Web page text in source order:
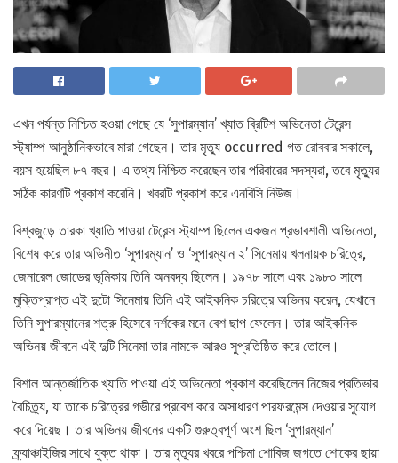
এখন পর্যন্ত নিশ্চিত হওয়া গেছে যে ‘সুপারম্যান’ খ্যাত ব্রিটিশ অভিনেতা টেরেন্স
স্ট্যাম্প আনুষ্ঠানিকভাবে মারা গেছেন। তার মৃত্যু occurred গত রোববার সকালে,
বয়স হয়েছিল ৮৭ বছর। এ তথ্য নিশ্চিত করেছেন তার পরিবারের সদস্যরা, তবে মৃত্যুর
সঠিক কারণটি প্রকাশ করেনি। খবরটি প্রকাশ করে এনবিসি নিউজ।
বিশ্বজুড়ে তারকা খ্যাতি পাওয়া টেরেন্স স্ট্যাম্প ছিলেন একজন প্রভাবশালী অভিনেতা,
বিশেষ করে তার অভিনীত ‘সুপারম্যান’ ও ‘সুপারম্যান ২’ সিনেমায় খলনায়ক চরিত্রে,
জেনারেল জোডের ভূমিকায় তিনি অনবদ্য ছিলেন। ১৯৭৮ সালে এবং ১৯৮০ সালে
মুক্তিপ্রাপ্ত এই দুটো সিনেমায় তিনি এই আইকনিক চরিত্রে অভিনয় করেন, যেখানে
তিনি সুপারম্যানের শত্রু হিসেবে দর্শকের মনে বেশ ছাপ ফেলেন। তার আইকনিক
অভিনয় জীবনে এই দুটি সিনেমা তার নামকে আরও সুপ্রতিষ্ঠিত করে তোলে।
বিশাল আন্তর্জাতিক খ্যাতি পাওয়া এই অভিনেতা প্রকাশ করেছিলেন নিজের প্রতিভার
বৈচিত্র্য, যা তাকে চরিত্রের গভীরে প্রবেশ করে অসাধারণ পারফরমেন্স দেওয়ার সুযোগ
করে দিয়েছ। তার অভিনয় জীবনের একটি গুরুত্বপূর্ণ অংশ ছিল ‘সুপারম্যান’
ফ্র্যাঞ্চাইজির সাথে যুক্ত থাকা। তার মৃত্যুর খবরে পশ্চিমা শোবিজ জগতে শোকের ছায়া